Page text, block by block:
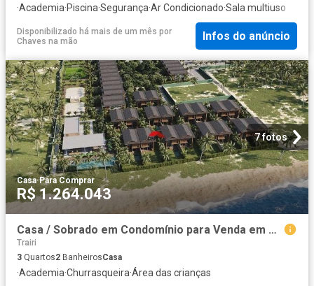
·Academia·Piscina·Segurança·Ar Condicionado·Sala multiuso
Disponibilizado há mais de um mês por
Chaves na mão
Infos do anúncio
7 fotos
Casa·Para Comprar
R$ 1.264.043
Casa / Sobrado em Condomínio para Venda em Trairi/CE Flecheiras 3 Quartos
Trairi
3 Quartos2 BanheirosCasa
·Academia·Churrasqueira·Área das crianças